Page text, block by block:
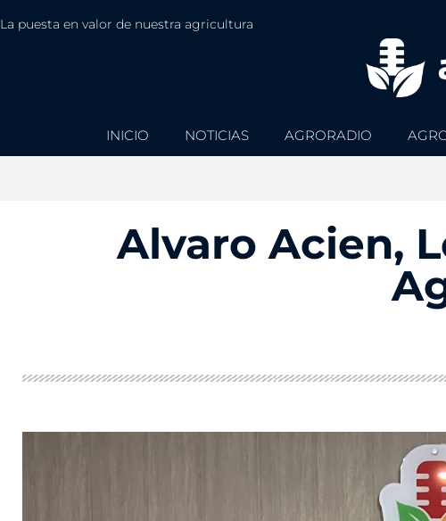
La puesta en valor de nuestra agricultura
INICIO NOTICIAS AGRORADIO
Alvaro Acien,